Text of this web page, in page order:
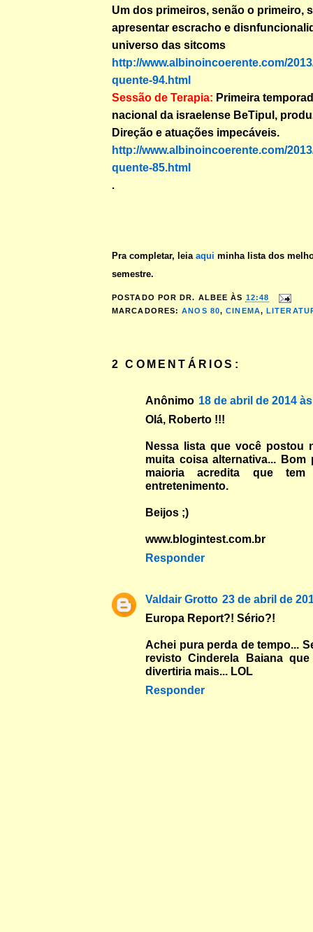
Um dos primeiros, senão o primeiro,
apresentar escracho e
universo das sitcoms
http://www.albinoincoerente.com/
quente-94.html
Sessão de Terapia: Primeira
nacional da israelense BeTipul,
Direção e atuações impecáveis.
http://www.albinoincoerente.com/
quente-85.html
.
Pra completar, leia aqui minha lista dos
semestre.
POSTADO POR DR. ALBEE ÀS 12:48
MARCADORES:ANOS 80,CINEMA,
2 COMENTÁRIOS:
Anônimo 18 de abril de 2014
Olá, Roberto !!!
Nessa lista que você postou
muita coisa alternativa... Bom
maioria acredita que
entretenimento.
Beijos ;)
www.blogintest.com.br
Responder
Valdair Grotto 23 de abril de
Europa Report?! Sério?!
Achei pura perda de tempo...
revisto Cinderela Baiana
divertiria mais... LOL
Responder